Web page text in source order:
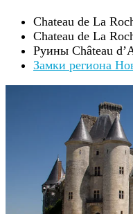
Chateau de La
Chateau de La
Руины Château
Замки региона